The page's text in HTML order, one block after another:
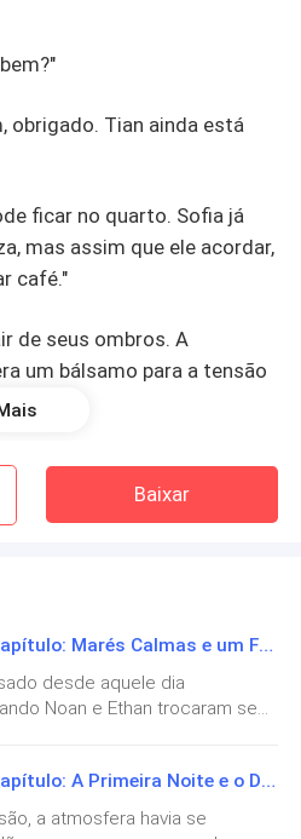
obrigado. Tian ainda está
ficar no quarto. Sofia já
mas assim que ele acordar,
café."
de seus ombros. A
um bálsamo para a tensão
Ethan já acordou?"
o café da manhã sozinho
suas tarefas para o dia:
dos cômodos,
compras, se
estar, Noan observava os
Baixar
A Beira do Oceano 21 Capítulo: Marés Calmas e um Farol para o Futuro
desde aquele dia
Noan e Ethan trocaram seus
a alegria de uma família
e curioso, com seus dez
A Beira do Oceano 20 Capítulo: A Primeira Noite e o Despertar de um Lar
a atmosfera havia se